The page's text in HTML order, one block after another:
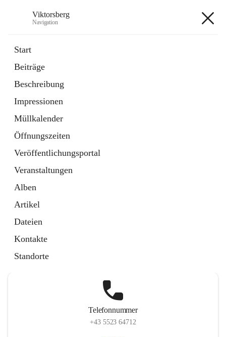
Viktorsberg
Navigation
Start
Beiträge
Beschreibung
Impressionen
Müllkalender
Öffnungszeiten
Veröffentlichungsportal
Veranstaltungen
Alben
Artikel
Dateien
Kontakte
Standorte
1 Schnellzugriff
Bürgerservice
10 Schnellzugriffe
Telefonnummer
+43 5523 64712